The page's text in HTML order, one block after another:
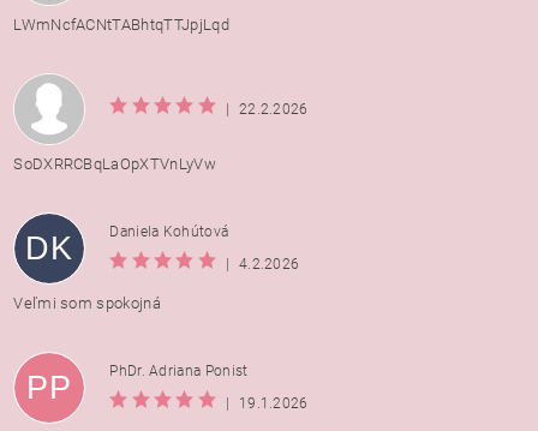
LWmNcfACNtTABhtqTTJpjLqd
| 22.2.2026
SoDXRRCBqLaOpXTVnLyVw
DK
Daniela Kohútová
|
4.2.2026
Veľmi som spokojná
PP
PhDr. Adriana Ponist
|
19.1.2026